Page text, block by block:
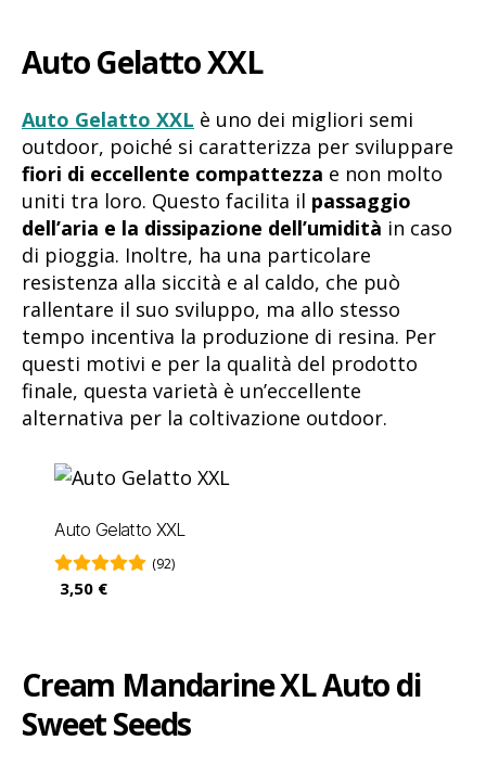
Auto Gelatto XXL
Auto Gelatto XXL è uno dei migliori semi
outdoor, poiché si caratterizza per sviluppare
fiori di eccellente compattezza e non molto
uniti tra loro. Questo facilita il passaggio
dell’aria e la dissipazione dell’umidità in caso
di pioggia. Inoltre, ha una particolare
resistenza alla siccità e al caldo, che può
rallentare il suo sviluppo, ma allo stesso
tempo incentiva la produzione di resina. Per
questi motivi e per la qualità del prodotto
finale, questa varietà è un’eccellente
alternativa per la coltivazione outdoor.
Auto Gelatto XXL
(92)
3,50 €
Cream Mandarine XL Auto di
Sweet Seeds